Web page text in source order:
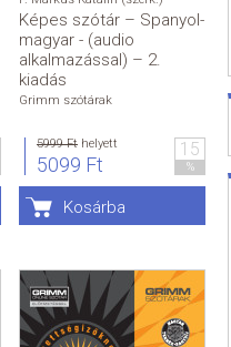
Képes szótár – Spanyol-
magyar - (audio
alkalmazással) – 2.
kiadás
Grimm szótárak
5999 Ft helyett
5099 Ft
15
%
Kosárba